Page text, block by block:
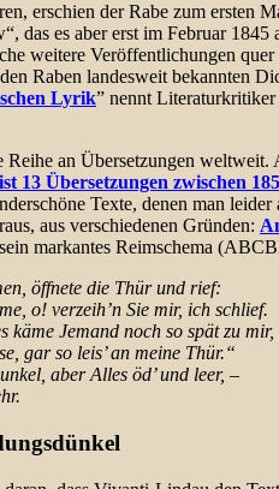
erschien der Rabe zum ersten
das es aber erst im Februar
weitere Veröffentlichungen
Raben landesweit bekannten
Lyrik” nennt Literaturkritiker
Reihe an Übersetzungen
13 Übersetzungen zwischen
Texte, denen man
aus verschiedenen Gründen:
markantes Reimschema
öffnete die Thür und rief:
o! verzeih’n Sie mir, ich schlief.
käme Jemand noch so spät zu mir,
gar so leis’ an meine Thür.“
aber Alles öd’ und leer, –